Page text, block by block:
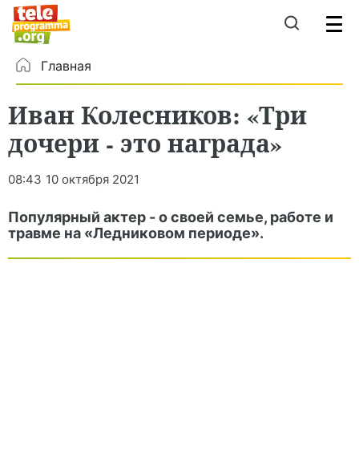
Главная
Иван Колесников: «Три
дочери - это награда»
08:43 10 октября 2021
Популярный актер - о своей семье, работе и
травме на «Ледниковом периоде».